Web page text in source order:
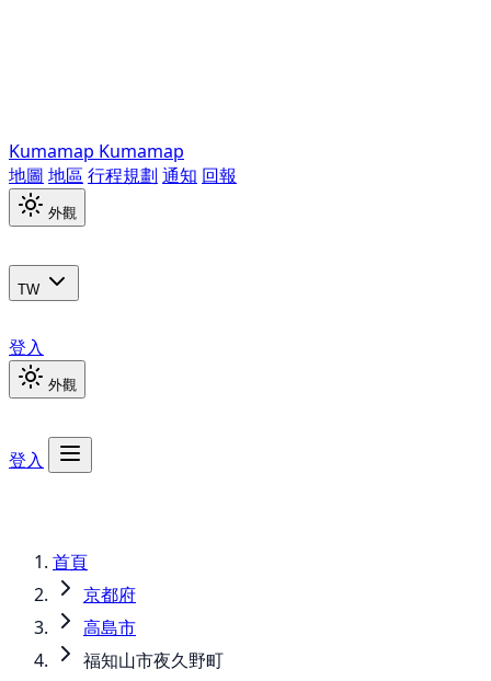
Kumamap Kumamap
地圖 地區 行程規劃 通知 回報
外觀
TW
登入
外觀
登入
首頁
京都府
高島市
福知山市夜久野町